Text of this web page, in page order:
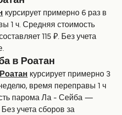
курсирует примерно 6 раз в
1 ч. Средняя стоимость
115 ₽. Без учета
в Роатан
курсирует примерно 3
время переправы 1 ч
парома Ла - Сейба —
Без учета сборов за